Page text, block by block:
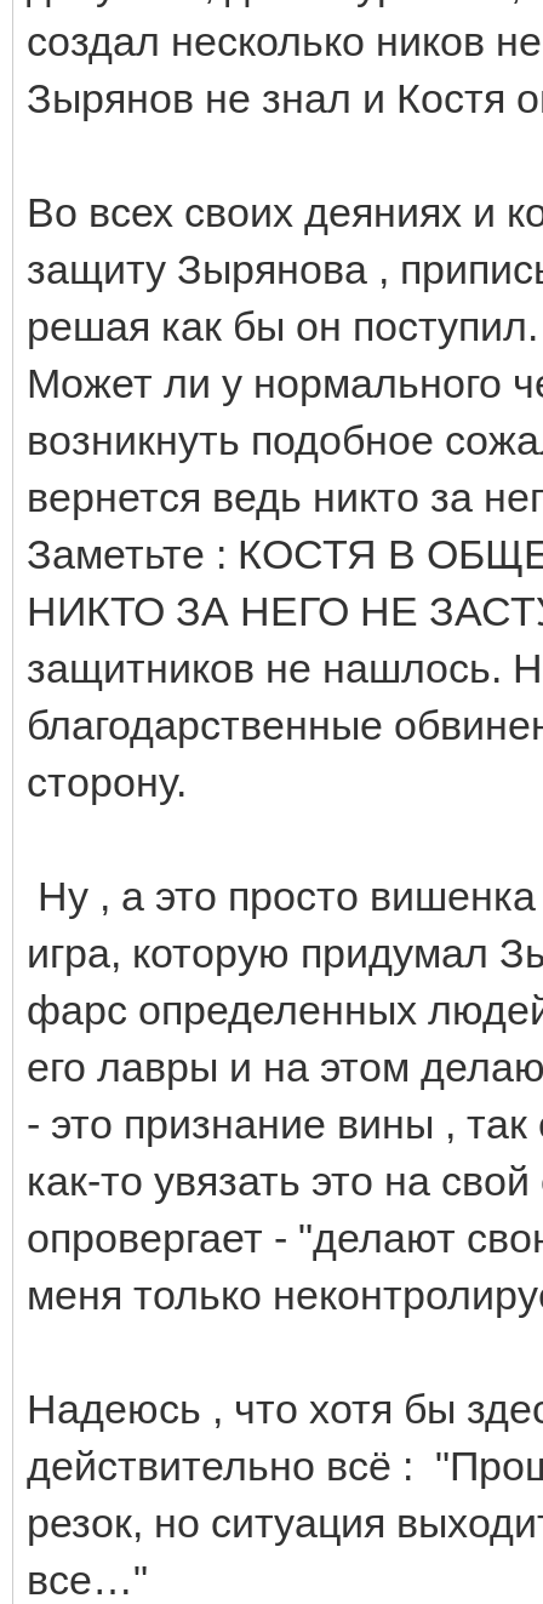
создал несколько ников
Зырянов не знал и Костя
Во всех своих деяниях и
защиту Зырянова ,
решая как бы он
Может ли у нормального
возникнуть подобное
вернется ведь никто за
Заметьте : КОСТЯ В
НИКТО ЗА НЕГО НЕ
защитников не нашлось.
благодарственные
сторону.
Ну , а это просто
игра, которую придумал
фарс определенных
его лавры и на этом
- это признание вины ,
как-то увязать это на
опровергает - "делают
меня только
Надеюсь , что хотя бы
действительно всё :
резок, но ситуация
все…"